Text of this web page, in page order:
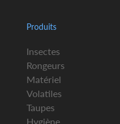
Produits
Insectes
Rongeurs
Matériel
Volatiles
Taupes